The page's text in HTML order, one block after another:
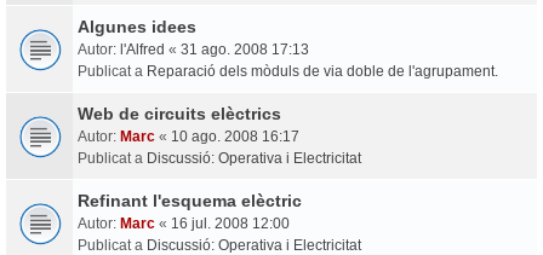
Algunes idees
Autor: l'Alfred « 31 ago. 2008 17:13
Publicat a Reparació dels mòduls de via doble de l'agrupament.
Web de circuits elèctrics
Autor: Marc « 10 ago. 2008 16:17
Publicat a Discussió: Operativa i Electricitat
Refinant l'esquema elèctric
Autor: Marc « 16 jul. 2008 12:00
Publicat a Discussió: Operativa i Electricitat